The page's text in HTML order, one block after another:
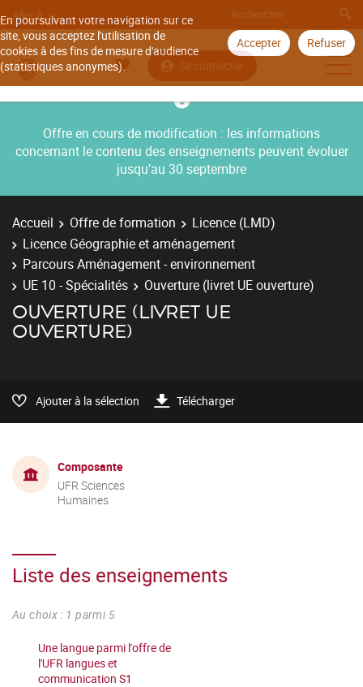
En poursuivant votre navigation sur ce
site, vous acceptez l'utilisation de
cookies à des fins de mesure d'audience
(statistiques anonymes).
Accepter Refuser
Aller à
Se connecter
Offre en cours de modification : les informations
concernant le contenu des enseignements peuvent évoluer
jusqu’au 30 septembre
Accueil Offre de formation
Licence (LMD)
Licence Géographie et aménagement
Parcours Aménagement - environnement
UE 10 - Spécialités
Ouverture (livret UE ouverture)
OUVERTURE (LIVRET UE
OUVERTURE)
Ajouter à la sélection Télécharger
Composante
UFR Sciences
Humaines
Liste des enseignements
Au choix : 1 parmi 5
Une langue parmi l'offre de
l'UFR langues et
communication S1